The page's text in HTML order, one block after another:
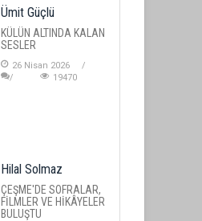
Ümit Güçlü
KÜLÜN ALTINDA KALAN
SESLER
26 Nisan 2026
19470
Hilal Solmaz
ÇEŞME'DE SOFRALAR,
FİLMLER VE HİKÂYELER
BULUŞTU